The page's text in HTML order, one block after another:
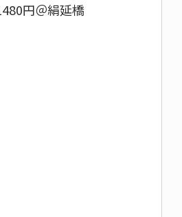
円＠絹延橋